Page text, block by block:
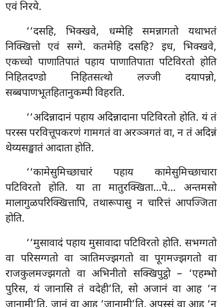
एवं निरये.
‘‘दसहि, भिक्खवे, धम्मेहि समन्नागतो यथाभतं
निक्खित्तो एवं सग्गे. कतमेहि दसहि? इध, भिक्खवे,
एकच्चो पाणातिपातं पहाय पाणातिपाता पटिविरतो होति
निहितदण्डो निहितसत्थो लज्जी दयापन्नो,
सब्बपाणभूतहितानुकम्पी विहरति.
‘‘अदिन्नादानं पहाय अदिन्नादाना पटिविरतो होति. यं तं
परस्स परवित्तूपकरणं गामगतं वा अरञ्ञगतं वा, न तं अदिन्नं
थेय्यसङ्खातं आदाता होति.
‘‘कामेसुमिच्छाचारं पहाय कामेसुमिच्छाचारा
पटिविरतो होति. या ता मातुरक्खिता…पे… अन्तमसो
मालागुळपरिक्खित्तापि, तथारूपासु न चारित्तं आपज्जिता
होति.
‘‘मुसावादंपहाय मुसावादा पटिविरतो होति. सभग्गतो
वा परिसग्गतो वा ञातिमज्झगतो वा पूगमज्झगतो वा
राजकुलमज्झगतो वा अभिनीतो सक्खिपुट्ठो – ‘एहम्भो
पुरिस, यं जानासि तं वदेही’ति, सो अजानं वा आह ‘न